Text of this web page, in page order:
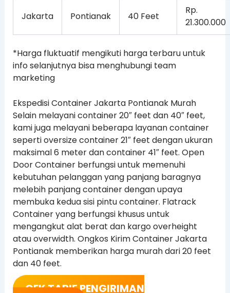
Jakarta Pontianak 40 Feet
Rp.
21.300.000
*Harga fluktuatif mengikuti harga terbaru untuk
info selanjutnya bisa menghubungi team
marketing
Ekspedisi Container Jakarta Pontianak Murah
Selain melayani container 20″ feet dan 40″ feet,
kami juga melayani beberapa layanan container
seperti oversize container 21″ feet dengan ukuran
maksimal 6 meter dan container 41″ feet. Open
Door Container berfungsi untuk memenuhi
kebutuhan pelanggan yang panjang baragnya
melebih panjang container dengan upaya
membuka kedua sisi pintu container. Flatrack
Container yang berfungsi khusus untuk
mengangkut alat berat dan kargo overheight
atau overwidth. Ongkos Kirim Container Jakarta
Pontianak memberikan harga murah dari 20 feet
dan 40 feet.
CEK TARIF PENGIRIMAN